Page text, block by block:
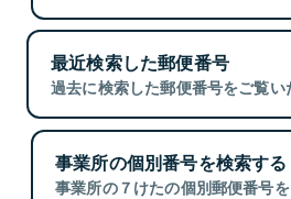
最近検索した郵便番号
過去に検索した郵便番号をご覧い
事業所の個別番号を検索する
事業所の７けたの個別郵便番号を